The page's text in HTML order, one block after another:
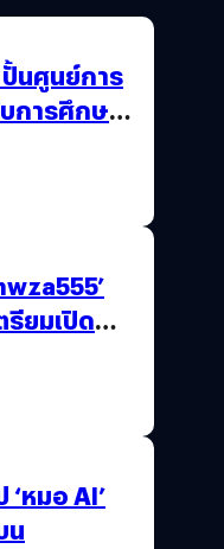
ปั้นศูนย์การ
การศึกษา
รียมเปิด
หมอ AI’
น